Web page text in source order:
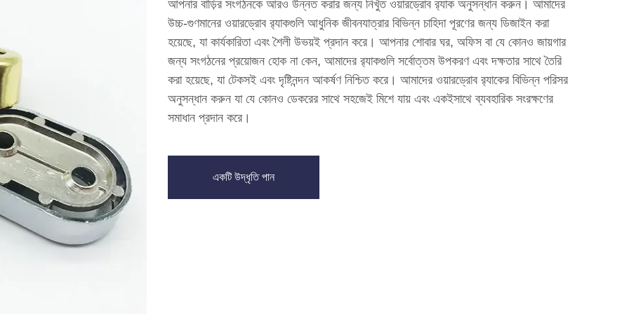
আপনার বাড়ির সংগঠনকে আরও উন্নত করার জন্য নিখুঁত ওয়ারড্রোব র‍্যাক অনুসন্ধান করুন। আমাদের
উচ্চ-গুণমানের ওয়ারড্রোব র‍্যাকগুলি আধুনিক জীবনযাত্রার বিভিন্ন চাহিদা পূরণের জন্য ডিজাইন করা
হয়েছে, যা কার্যকারিতা এবং শৈলী উভয়ই প্রদান করে। আপনার শোবার ঘর, অফিস বা যে কোনও জায়গার
জন্য সংগঠনের প্রয়োজন হোক না কেন, আমাদের র‍্যাকগুলি সর্বোত্তম উপকরণ এবং দক্ষতার সাথে তৈরি
করা হয়েছে, যা টেকসই এবং দৃষ্টিনন্দন আকর্ষণ নিশ্চিত করে। আমাদের ওয়ারড্রোব র‍্যাকের বিভিন্ন পরিসর
অনুসন্ধান করুন যা যে কোনও ডেকরের সাথে সহজেই মিশে যায় এবং একইসাথে ব্যবহারিক সংরক্ষণের
সমাধান প্রদান করে।
একটি উদ্ধৃতি পান